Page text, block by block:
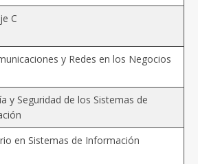
C
y Redes en los Negocios
y Seguridad de los Sistemas de
en Sistemas de Información